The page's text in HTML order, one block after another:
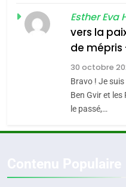
FRANCE
Esther Eva
vers la
de mépris
30 octobre
Bravo ! Je
Ben Gvir et
le passé,…
du
DAFINA
Oeil
CINEMA
«Tu